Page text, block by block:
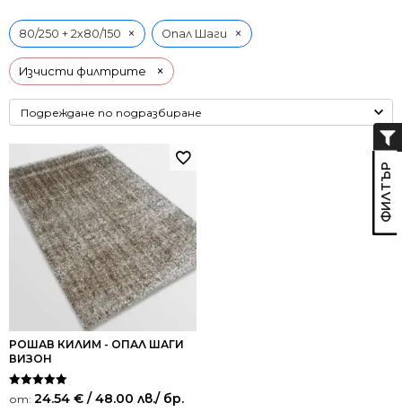
Изчисти филтрите ×
80/250 + 2х80/150 × Опал Шаги ×
РОШАВ КИЛИМ - ОПАЛ ШАГИ
ВИЗОН
Оценено на
5.00
от: 24.54 € / 48.00 лв./ бр.